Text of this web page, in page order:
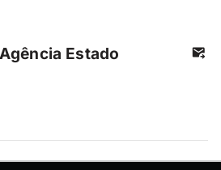
Agência Estado